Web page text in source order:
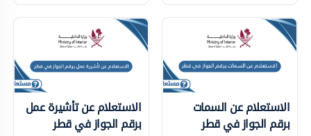
الاستعلام عن السمات
برقم الجواز في قطر
الاستعلام عن تأشيرة عمل
برقم الجواز في قطر